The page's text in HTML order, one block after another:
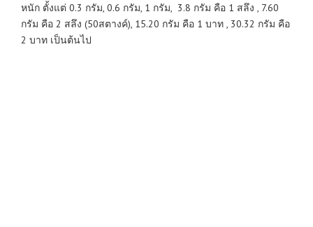
หนัก ตั้งแต่ 0.3 กรัม, 0.6 กรัม, 1 กรัม, 3.8 กรัม คือ 1 สลึง , 7.60
กรัม คือ 2 สลึง (50สตางค์), 15.20 กรัม คือ 1 บาท , 30.32 กรัม คือ
2 บาท เป็นต้นไป